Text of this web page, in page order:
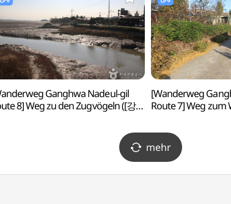
Ganghwa Nadeul-gil
8] Weg zu den Zugvögeln ([강화
[Wanderweg
Route 7] Weg zum
mehr